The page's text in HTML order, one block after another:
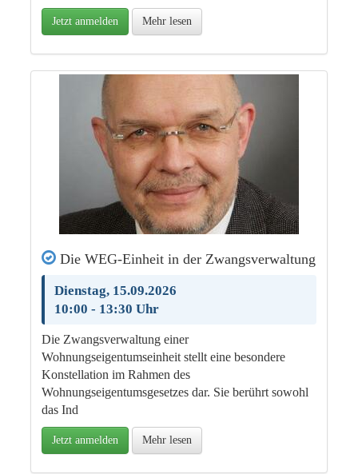
Jetzt anmelden Mehr lesen
Die WEG-Einheit in der Zwangsverwaltung
Dienstag, 15.09.2026
10:00 - 13:30 Uhr
Die Zwangsverwaltung einer
Wohnungseigentumseinheit stellt eine besondere
Konstellation im Rahmen des
Wohnungseigentumsgesetzes dar. Sie berührt sowohl
das Ind
Jetzt anmelden Mehr lesen